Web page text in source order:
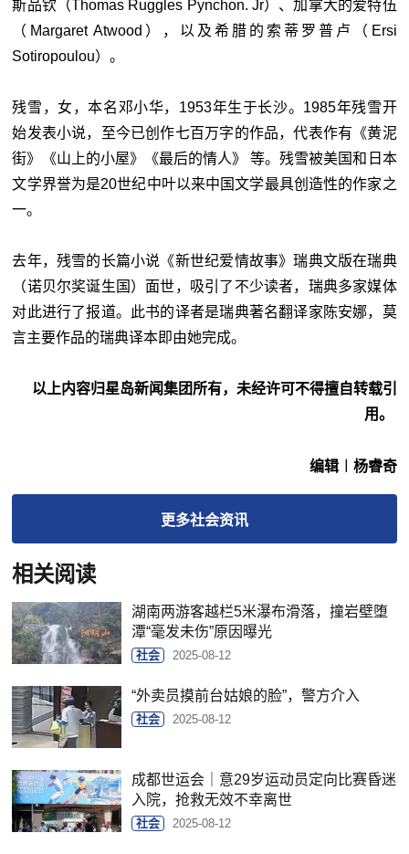
斯品钦（Thomas Ruggles Pynchon. Jr）、加拿大的爱特伍
（Margaret Atwood），以及希腊的索蒂罗普卢（Ersi
Sotiropoulou）。
残雪，女，本名邓小华，1953年生于长沙。1985年残雪开
始发表小说，至今已创作七百万字的作品，代表作有《黄泥
街》《山上的小屋》《最后的情人》 等。残雪被美国和日本
文学界誉为是20世纪中叶以来中国文学最具创造性的作家之
一。
去年，残雪的长篇小说《新世纪爱情故事》瑞典文版在瑞典
（诺贝尔奖诞生国）面世，吸引了不少读者，瑞典多家媒体
对此进行了报道。此书的译者是瑞典著名翻译家陈安娜，莫
言主要作品的瑞典译本即由她完成。
以上内容归星岛新闻集团所有，未经许可不得擅自转载引
用。
编辑︱杨睿奇
更多社会资讯
相关阅读
湖南两游客越栏5米瀑布滑落，撞岩壁堕
潭“毫发未伤”原因曝光
社会 2025-08-12
“外卖员摸前台姑娘的脸”，警方介入
社会 2025-08-12
成都世运会｜意29岁运动员定向比赛昏迷
入院，抢救无效不幸离世
社会 2025-08-12